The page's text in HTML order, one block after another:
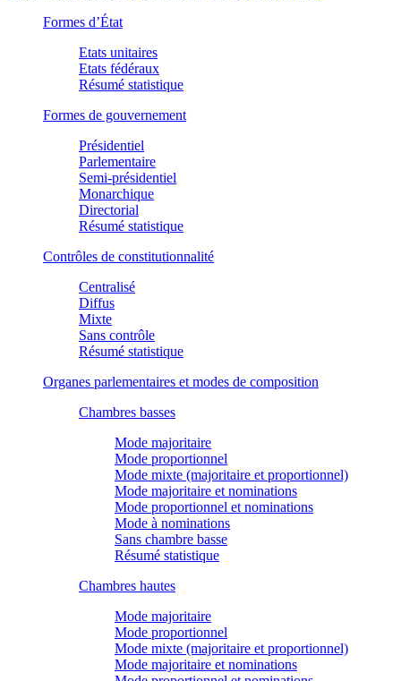
Formes d’État
Etats unitaires
Etats fédéraux
Résumé statistique
Formes de gouvernement
Présidentiel
Parlementaire
Semi-présidentiel
Monarchique
Directorial
Résumé statistique
Contrôles de constitutionnalité
Centralisé
Diffus
Mixte
Sans contrôle
Résumé statistique
Organes parlementaires et modes de composition
Chambres basses
Mode majoritaire
Mode proportionnel
Mode mixte (majoritaire et proportionnel)
Mode majoritaire et nominations
Mode proportionnel et nominations
Mode à nominations
Sans chambre basse
Résumé statistique
Chambres hautes
Mode majoritaire
Mode proportionnel
Mode mixte (majoritaire et proportionnel)
Mode majoritaire et nominations